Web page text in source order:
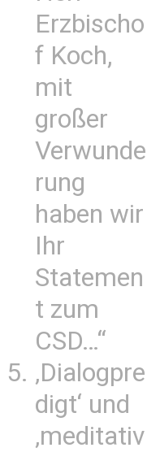
Erzbischo
f Koch,
mit
großer
Verwunde
rung
haben wir
Ihr
Statemen
t zum
CSD…“
‚Dialogpre
digt‘ und
‚meditativ